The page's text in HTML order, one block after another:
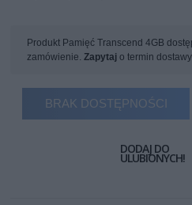
Produkt Pamięć Transcend 4GB
zamówienie.Zapytaj o termin dostawy.
BRAK DOSTĘPNOŚCI
DODAJ DO
ULUBIONYCH!